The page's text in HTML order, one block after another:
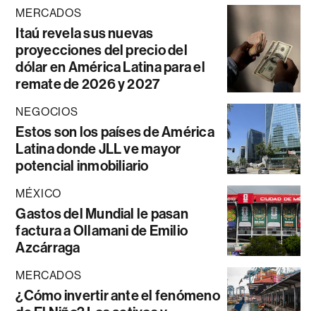
MERCADOS
Itaú revela sus nuevas
proyecciones del precio del
dólar en América Latina para el
remate de 2026 y 2027
NEGOCIOS
Estos son los países de América
Latina donde JLL ve mayor
potencial inmobiliario
MÉXICO
Gastos del Mundial le pasan
factura a Ollamani de Emilio
Azcárraga
MERCADOS
¿Cómo invertir ante el fenómeno